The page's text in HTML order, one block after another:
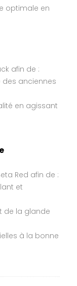
optimale en
afin de :
anciennes
en agissant
Red afin de :
et
de la glande
à la bonne